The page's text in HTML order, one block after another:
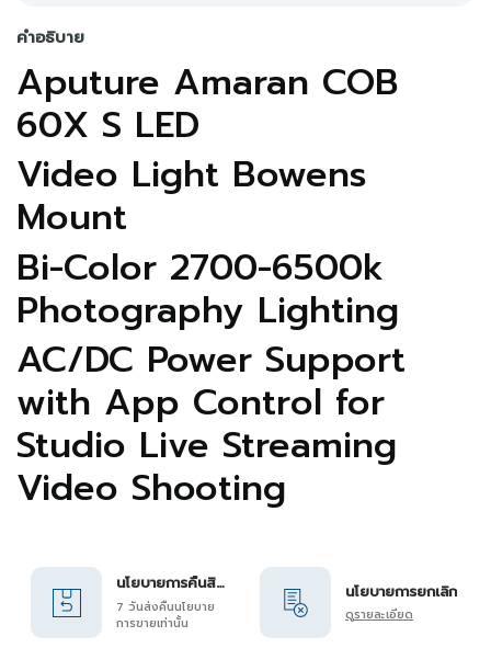
คำอธิบาย
Aputure Amaran COB
60X S LED
Video Light Bowens
Mount
Bi-Color 2700-6500k
Photography Lighting
AC/DC Power Support
with App Control for
Studio Live Streaming
Video Shooting
นโยบายการคืนสินค้า
7 วันส่งคืนนโยบาย
การขายเท่านั้น
นโยบายการยกเลิก
ดูรายละเอียด